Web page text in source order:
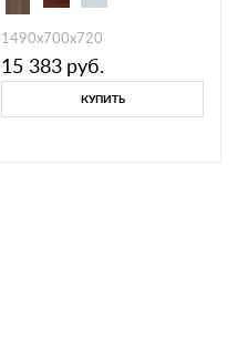
1490х700х720
15 383 руб.
КУПИТЬ